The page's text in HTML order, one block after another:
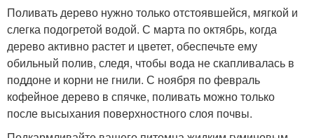
Поливать дерево нужно только отстоявшейся, мягкой и
слегка подогретой водой. С марта по октябрь, когда
дерево активно растет и цветет, обеспечьте ему
обильный полив, следя, чтобы вода не скапливалась в
поддоне и корни не гнили. С ноября по февраль
кофейное дерево в спячке, поливать можно только
после высыхания поверхностного слоя почвы.